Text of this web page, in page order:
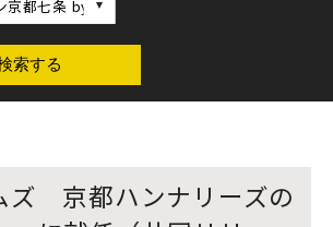
索する
ズ 京都ハンナリーズの